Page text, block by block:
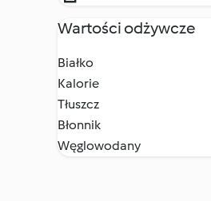
Wartości odżywcze
Białko
Kalorie
Tłuszcz
Błonnik
Węglowodany